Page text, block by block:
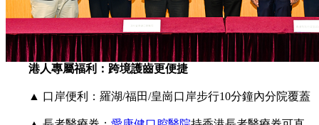
港人專屬福利：跨境護齒更便捷
▲ ‌口岸便利‌：羅湖/福田/皇崗口岸步行10分鐘內分院覆蓋